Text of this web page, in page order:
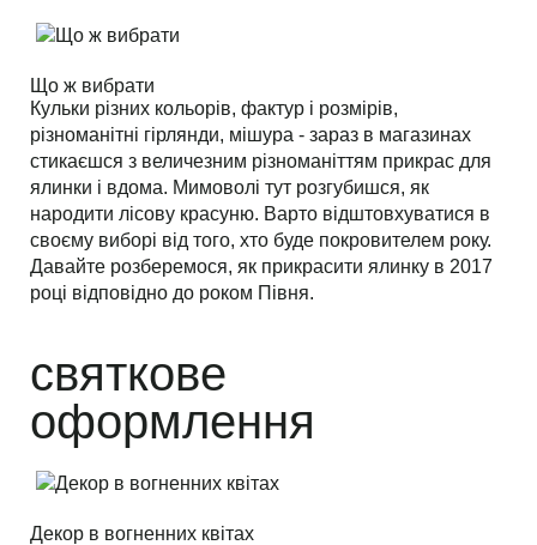
Що ж вибрати
Кульки різних кольорів, фактур і розмірів,
різноманітні гірлянди, мішура - зараз в магазинах
стикаєшся з величезним різноманіттям прикрас для
ялинки і вдома. Мимоволі тут розгубишся, як
народити лісову красуню. Варто відштовхуватися в
своєму виборі від того, хто буде покровителем року.
Давайте розберемося, як прикрасити ялинку в 2017
році відповідно до роком Півня.
святкове
оформлення
Декор в вогненних квітах